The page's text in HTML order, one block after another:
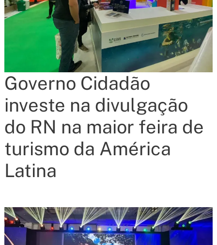
Governo Cidadão
investe na divulgação
do RN na maior feira de
turismo da América
Latina